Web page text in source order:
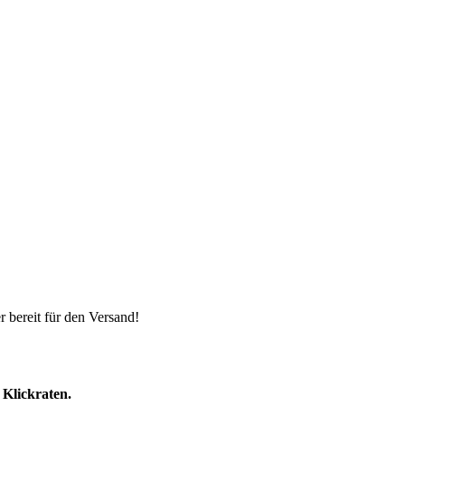
bereit für den Versand!
Klickraten.